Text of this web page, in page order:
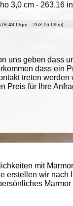
3,0 cm - 263.16
€/qm = 263.16 €/lfm)
uns geben dass
dass ein
treten
Preis für Ihre
mit
erstellen wir nach
Marmor